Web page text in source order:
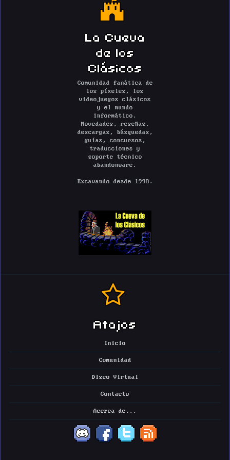
La Cueva
de los
Clásicos
Comunidad fanática de
los píxeles, los
videojuegos clásicos
y el mundo
informático.
Novedades, reseñas,
descargas, búsquedas,
guías, concursos,
traducciones y
soporte técnico
abandonware.
Excavando desde 1998.
Atajos
Inicio
Comunidad
Disco Virtual
Contacto
Acerca de...